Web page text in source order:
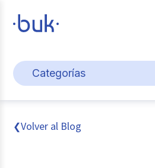
Perú
Categorías
Gestión de personas
Cultura y bienestar laboral
❮Volver al Blog